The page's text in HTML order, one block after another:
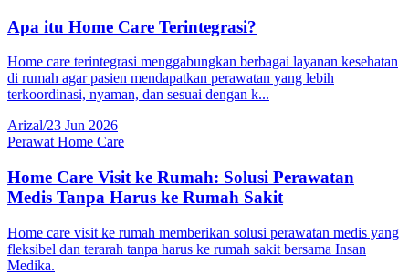
Apa itu Home Care Terintegrasi?
Home care terintegrasi menggabungkan berbagai layanan kesehatan
di rumah agar pasien mendapatkan perawatan yang lebih
terkoordinasi, nyaman, dan sesuai dengan k...
Arizal/23 Jun 2026
Perawat Home Care
Home Care Visit ke Rumah: Solusi Perawatan
Medis Tanpa Harus ke Rumah Sakit
Home care visit ke rumah memberikan solusi perawatan medis yang
fleksibel dan terarah tanpa harus ke rumah sakit bersama Insan
Medika.